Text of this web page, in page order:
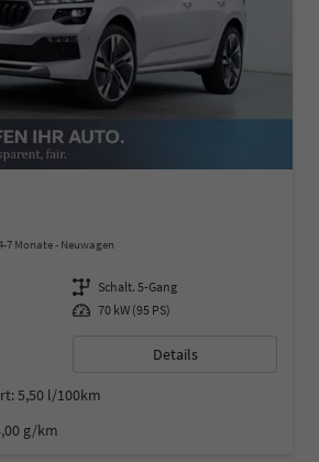
7 Monate Neuwagen
Getriebe Schalt. 5-Gang
Leistung 70 kW (95 PS)
Details
5,50 l/100km
g/km